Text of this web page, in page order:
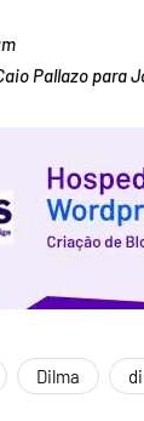
Pallazo para
Dilma